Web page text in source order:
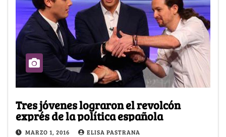
Tres jóvenes lograron el revolcón
exprés de la política española
MARZO 1, 2016 ELISA PASTRANA